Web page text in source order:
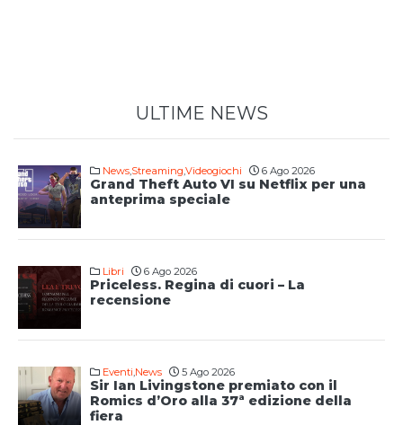
ULTIME NEWS
News,Streaming,Videogiochi 6 Ago 2026
Grand Theft Auto VI su Netflix per una
anteprima speciale
Libri 6 Ago 2026
Priceless. Regina di cuori – La
recensione
Eventi,News 5 Ago 2026
Sir Ian Livingstone premiato con il
Romics d’Oro alla 37ª edizione della
fiera